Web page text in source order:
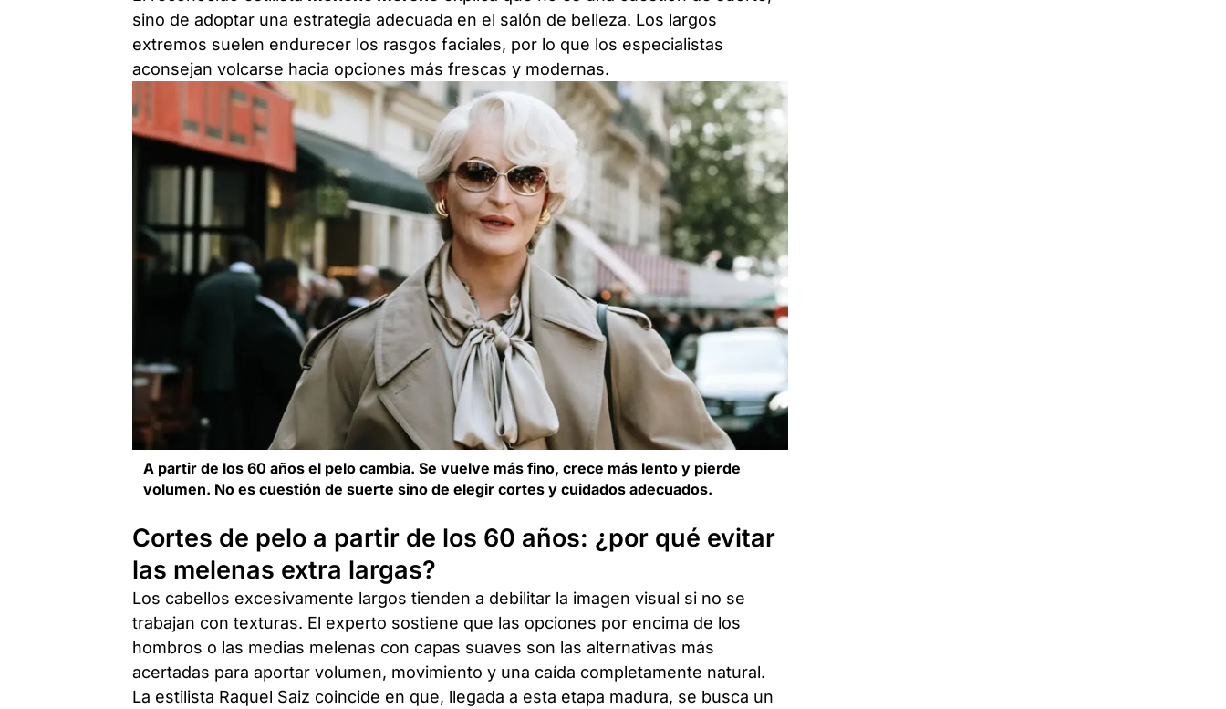
sino de adoptar una estrategia adecuada en el salón de belleza. Los largos
extremos suelen endurecer los rasgos faciales, por lo que los especialistas
aconsejan volcarse hacia opciones más frescas y modernas.
A partir de los 60 años el pelo cambia. Se vuelve más fino, crece más lento y pierde
volumen. No es cuestión de suerte sino de elegir cortes y cuidados adecuados.
Cortes de pelo a partir de los 60 años: ¿por qué evitar
las melenas extra largas?
Los cabellos excesivamente largos tienden a debilitar la imagen visual si no se
trabajan con texturas. El experto sostiene que las opciones por encima de los
hombros o las medias melenas con capas suaves son las alternativas más
acertadas para aportar volumen, movimiento y una caída completamente natural.
La estilista Raquel Saiz coincide en que, llegada a esta etapa madura, se busca un